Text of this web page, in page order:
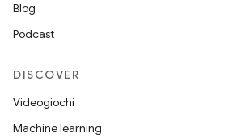
Blog
Podcast
DISCOVER
Videogiochi
Machine learning